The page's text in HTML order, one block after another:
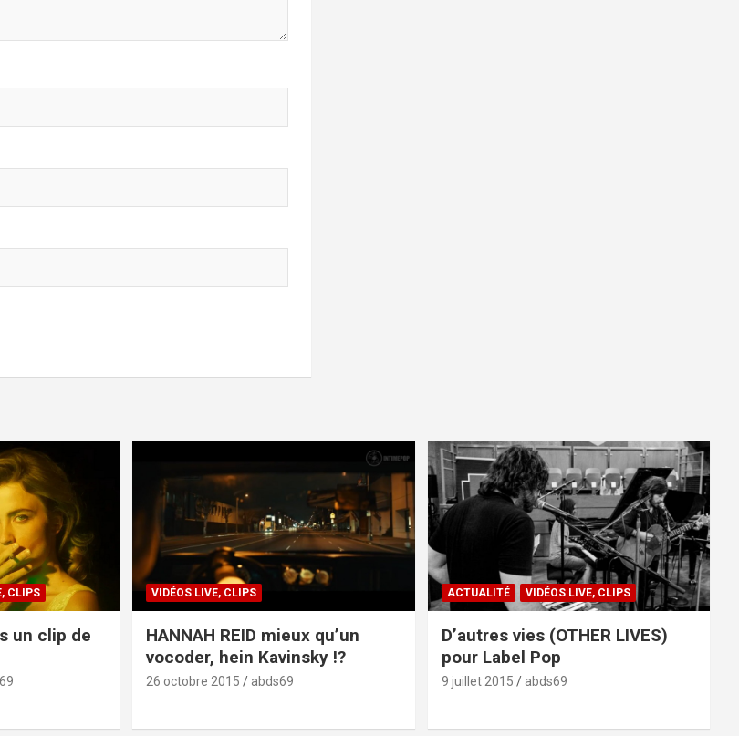
CLIPS
un clip de
VIDÉOS LIVE, CLIPS
HANNAH REID mieux qu’un
vocoder, hein Kavinsky !?
26 octobre 2015 abds69
ACTUALITÉ VIDÉOS LIVE, CLIPS
D’autres vies (OTHER LIVES)
pour Label Pop
9 juillet 2015 abds69